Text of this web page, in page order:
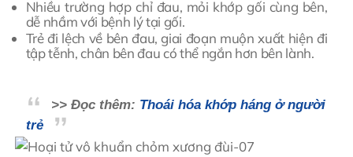
Nhiều trường hợp chỉ đau, mỏi khớp gối cùng bên,
dễ nhầm với bệnh lý tại gối.
Trẻ đi lệch về bên đau, giai đoạn muộn xuất hiện đi
tập tễnh, chân bên đau có thể ngắn hơn bên lành.
>> Đọc thêm: Thoái hóa khớp háng ở người
trẻ